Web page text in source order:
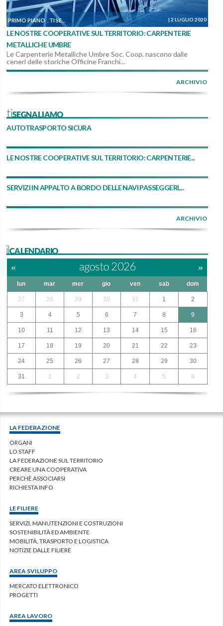
PRIMO PIANO TI SEGNALIAMO DALLE COOPERATIVE | 2 LUGLIO 2020
LE NOSTRE COOPERATIVE SUL TERRITORIO: CARPENTERIE
METALLICHE UMBRE
Le Carpenterie Metalliche Umbre Soc. Coop. nascono dalle
ceneri delle storiche Officine Franchi...
ARCHIVIO
tiSEGNALIAMO
AUTOTRASPORTO SICURA
LE NOSTRE COOPERATIVE SUL TERRITORIO: CARPENTERIE...
SERVIZI IN APPALTO A BORDO DELLE NAVI PASSEGGERI,...
ARCHIVIO
ilCALENDARIO
« agosto 2026 »
lun mar mer gio ven sab dom
27 28 29 30 31 1 2
3 4 5 6 7 8 9
10 11 12 13 14 15 16
17 18 19 20 21 22 23
24 25 26 27 28 29 30
31 1 2 3 4 5 6
LA FEDERAZIONE
ORGANI
LO STAFF
LA FEDERAZIONE SUL TERRITORIO
CREARE UNA COOPERATIVA
PERCHÈ ASSOCIARSI
RICHIESTA INFO
LE FILIERE
SERVIZI, MANUTENZIONI E COSTRUZIONI
SOSTENIBILITÀ ED AMBIENTE
MOBILITÀ, TRASPORTO E LOGISTICA
NOTIZIE DALLE FILIERE
AREA SVILUPPO
MERCATO ELETTRONICO
PROGETTI
AREA LAVORO